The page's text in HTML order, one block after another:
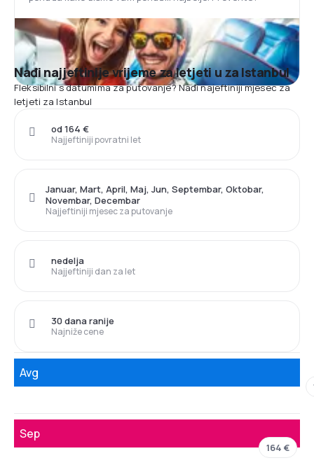
Nađi najjeftinije vrijeme za letjeti u za Istanbul
Fleksibilni s datumima za putovanje? Nađi najeftiniji mjesec za
letjeti za Istanbul
Najjeftiniji povratni let
od 164 €
Najjeftiniji mjesec za putovanje
Januar, Mart, April, Maj, Jun, Septembar, Oktobar,
Novembar, Decembar
Najjeftiniji dan za let
nedelja
Najniže cene
30 dana ranije
Avg
Sep
164 €